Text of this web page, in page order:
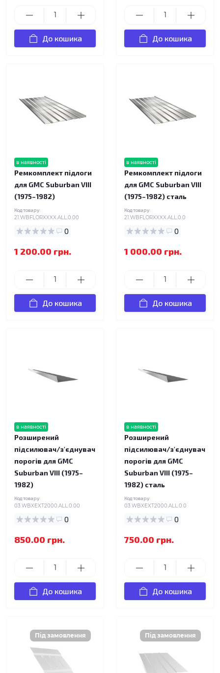
До кошика До кошика
в наявності
Ремкомплект підлоги
для GMC Suburban VIII
(1975–1982)
Код товару:
21.WBFLORXXXX.ALL.0.00
0
1 200.00 грн.
До кошика
в наявності
Ремкомплект підлоги
для GMC Suburban VIII
(1975–1982) сталь
Код товару:
21.WBFLORXXXX.ALL.0.0
0
1 000.00 грн.
До кошика
в наявності
Розширений
підсилювач/з'єднувач
порогів для GMC
Suburban VIII (1975–
1982)
Код товару:
03.WBXEXT2000.ALL.0.00
0
850.00 грн.
До кошика
в наявності
Розширений
підсилювач/з'єднувач
порогів для GMC
Suburban VIII (1975–
1982) сталь
Код товару:
03.WBXEXT2000.ALL.0.0
0
750.00 грн.
До кошика